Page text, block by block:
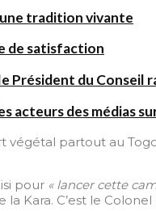
tradition vivante
de satisfaction
Président du Conseil
acteurs des médias
partout au
pour « lancer cette
Kara. C’est le